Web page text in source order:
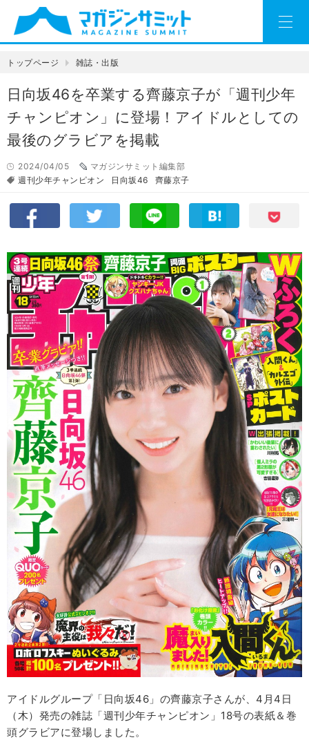
トップページ 雑誌・出版
日向坂46を卒業する齊藤京子が「週刊少年
チャンピオン」に登場！アイドルとしての
最後のグラビアを掲載
2024/04/05
マガジンサミット編集部
週刊少年チャンピオン
日向坂46 齊藤京子
アイドルグループ「日向坂46」の齊藤京子さんが、4月4日
（木）発売の雑誌「週刊少年チャンピオン」18号の表紙＆巻
頭グラビアに登場しました。